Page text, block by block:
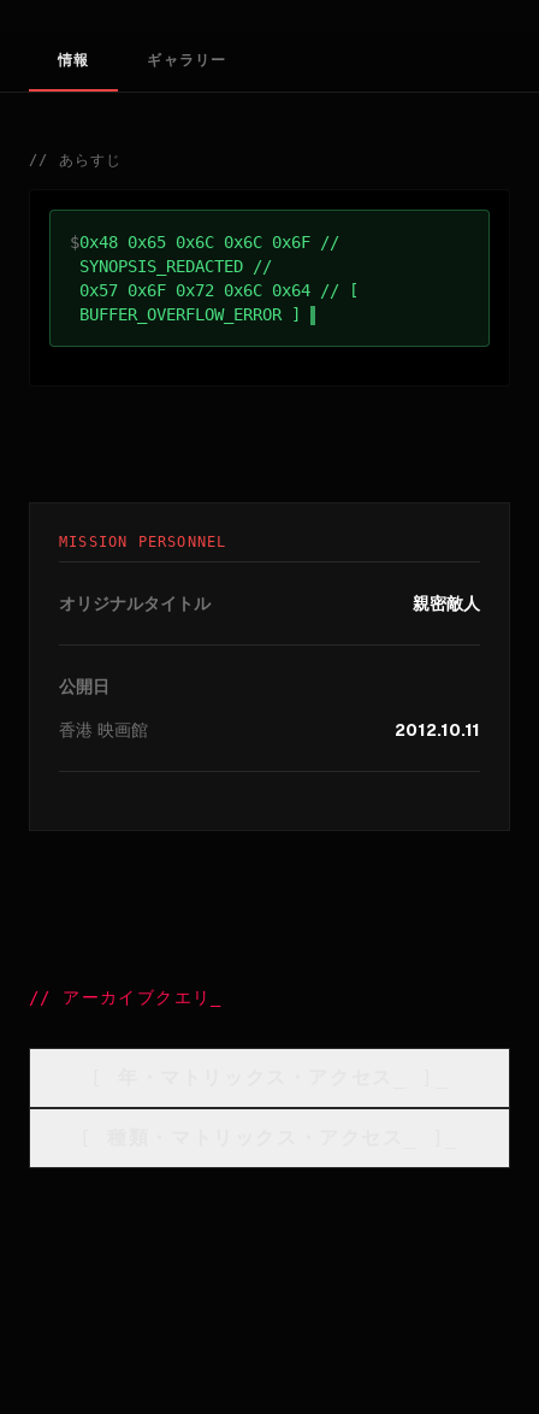
情報 ギャラリー
// あらすじ
$0x48 0x65 0x6C 0x6C 0x6F //
SYNOPSIS_REDACTED //
0x57 0x6F 0x72 0x6C 0x64 // [
BUFFER_OVERFLOW_ERROR ]
MISSION PERSONNEL
オリジナルタイトル 親密敵人
公開日
香港 映画館 2012.10.11
// アーカイブクエリ